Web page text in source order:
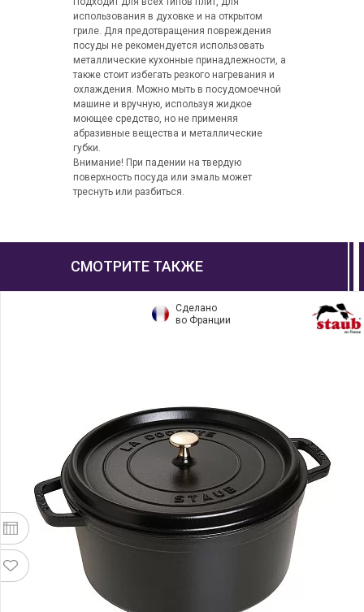
использования в духовке и на открытом
гриле. Для предотвращения повреждения
посуды не рекомендуется использовать
металлические кухонные принадлежности, а
также стоит избегать резкого нагревания и
охлаждения. Можно мыть в посудомоечной
машине и вручную, используя жидкое
моющее средство, но не применяя
абразивные вещества и металлические
губки.
Внимание! При падении на твердую
поверхность посуда или эмаль может
треснуть или разбиться.
СМОТРИТЕ ТАКЖЕ
Сделано
во Франции